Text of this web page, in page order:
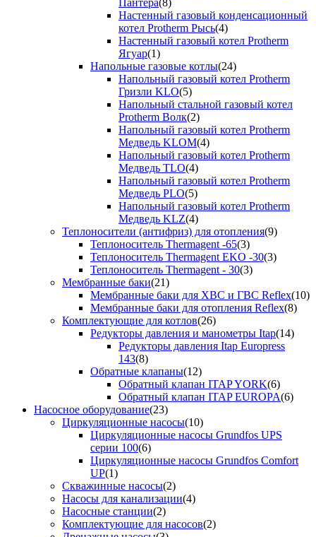
Пантера(8)
Настенный газовый конденсационный
котел Protherm Рысь(4)
Настенный газовый котел Protherm
Ягуар(1)
Напольные газовые котлы(24)
Напольный газовый котел Protherm
Гризли KLO(5)
Напольный стальной газовый котел
Protherm Волк(2)
Напольный газовый котел Protherm
Медведь KLOM(4)
Напольный газовый котел Protherm
Медведь TLO(4)
Напольный газовый котел Protherm
Медведь PLO(5)
Напольный газовый котел Protherm
Медведь KLZ(4)
Теплоносители (антифриз) для отопления(9)
Теплоноситель Thermagent -65(3)
Теплоноситель Thermagent EKO -30(3)
Теплоноситель Thermagent - 30(3)
Мембранные баки(21)
Мембранные баки для ХВС и ГВС Reflex(10)
Мембранные баки для отопления Reflex(8)
Комплектующие для котлов(26)
Редукторы давления и манометры Itap(14)
Редукторы давления Itap Europress
143(8)
Обратные клапаны(12)
Обратный клапан ITAP YORK(6)
Обратный клапан ITAP EUROPA(6)
Насосное оборудование(23)
Циркуляционные насосы(10)
Циркуляционные насосы Grundfos UPS
серии 100(6)
Циркуляционные насосы Grundfos Comfort
UP(1)
Скважинные насосы(2)
Насосы для канализации(4)
Насосные станции(2)
Комплектующие для насосов(2)